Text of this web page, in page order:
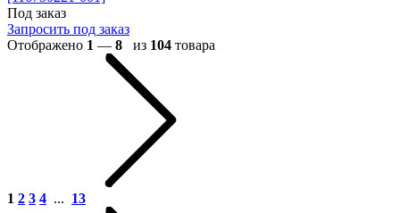
Под заказ
Запросить под заказ
Отображено 1 — 8 из 104 товара
1 2 3 4 ... 13